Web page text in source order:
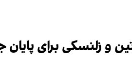
و زلنسکی برای